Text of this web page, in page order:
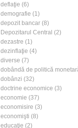
deflaţie (6)
demografie (1)
depozit bancar (8)
Depozitarul Central (2)
dezastre (1)
dezinflaţie (4)
diverse (7)
dobândă de politică
dobânzi (32)
doctrine economice (3)
economie (37)
economisire (3)
economişti (8)
educaţie (2)